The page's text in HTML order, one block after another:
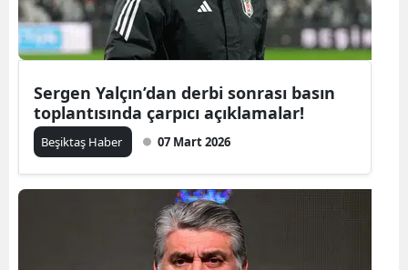
Sergen Yalçın’dan derbi sonrası basın
toplantısında çarpıcı açıklamalar!
Beşiktaş Haber 07 Mart 2026